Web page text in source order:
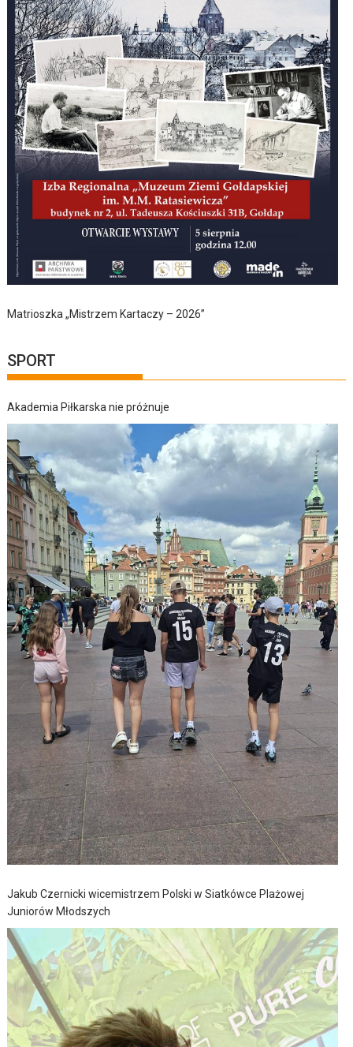
Matrioszka „Mistrzem Kartaczy – 2026”
SPORT
Akademia Piłkarska nie próżnuje
Jakub Czernicki wicemistrzem Polski w Siatkówce Plażowej
Juniorów Młodszych